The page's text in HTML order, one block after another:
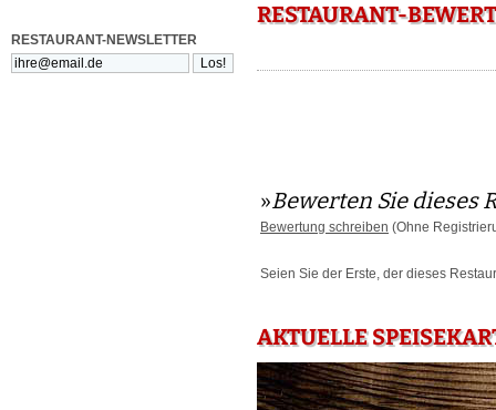
RESTAURANT-NEWSLETTER
RESTAURANT-
»Bewerten Sie dieses
Bewertung schreiben (Ohne
Seien Sie der Erste, der dieses
AKTUELLE